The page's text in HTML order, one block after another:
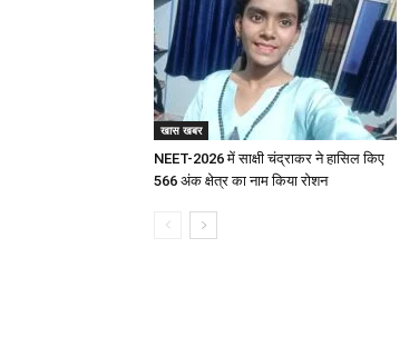
खास खबर
NEET-2026 में साक्षी चंद्राकर ने हासिल किए
566 अंक क्षेत्र का नाम किया रोशन